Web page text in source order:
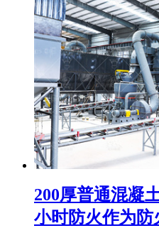
200厚普通混凝
小时防火作为防